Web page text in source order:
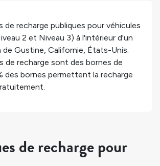
de recharge publiques pour véhicules
2 et Niveau 3) à l'intérieur d'un
de Gustine, Californie, États-Unis.
de recharge sont des bornes de
des bornes permettent la recharge
de recharge pour